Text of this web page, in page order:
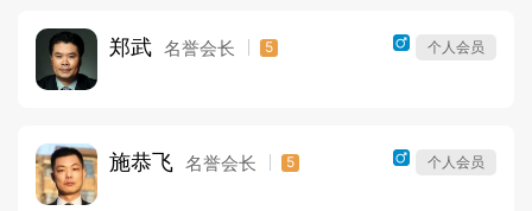
郑武 名誉会长 5 个人会员
施恭飞 名誉会长 5 个人会员